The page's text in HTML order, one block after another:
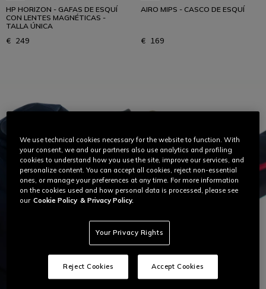
HP HORIZON - GAFAS DE ESQUÍ
CON LENTES MAGNÉTICAS -
TALLA ÚNICA
€ 249
AIRO MIPS - CASCO DE ESQUÍ
€ 169
We use technical cookies necessary for the website to function. With
your consent, we and our partners also use analytics and profiling
cookies to understand how you use the site, improve our services, and
personalize content. You can accept all cookies, reject non-essential
ones, or manage your preferences at any time. For more information
on the cookies used and how personal data is processed, please see
our Cookie Policy & Privacy Policy.
Your Privacy Rights
Reject Cookies Accept Cookies